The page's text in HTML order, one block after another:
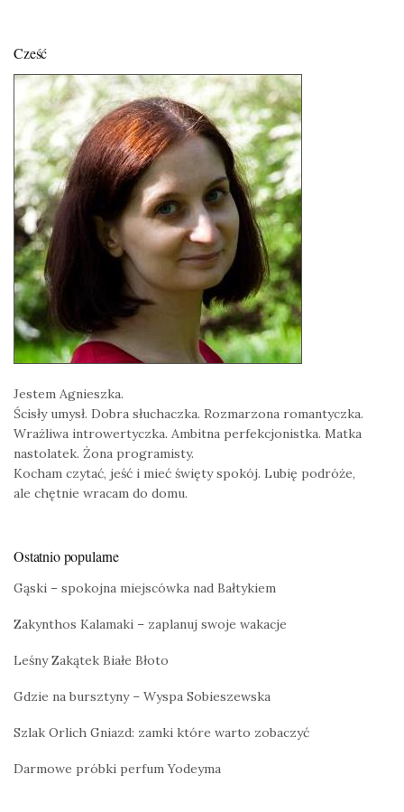
Cześć
Jestem Agnieszka.
Ścisły umysł. Dobra słuchaczka. Rozmarzona romantyczka.
Wrażliwa introwertyczka. Ambitna perfekcjonistka. Matka
nastolatek. Żona programisty.
Kocham czytać, jeść i mieć święty spokój. Lubię podróże,
ale chętnie wracam do domu.
Ostatnio popularne
Gąski – spokojna miejscówka nad Bałtykiem
Zakynthos Kalamaki – zaplanuj swoje wakacje
Leśny Zakątek Białe Błoto
Gdzie na bursztyny – Wyspa Sobieszewska
Szlak Orlich Gniazd: zamki które warto zobaczyć
Darmowe próbki perfum Yodeyma